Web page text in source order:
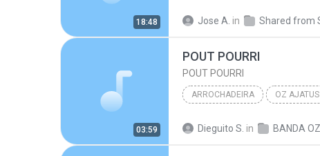
18:48 Jose A. in
03:59
POUT POURRI
POUT POURRI
ARROCHADEIRA OZ AJATUS
Dieguito S. in